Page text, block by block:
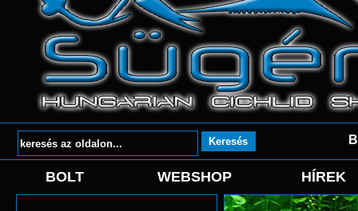
BOLT WEBSHOP HÍREK